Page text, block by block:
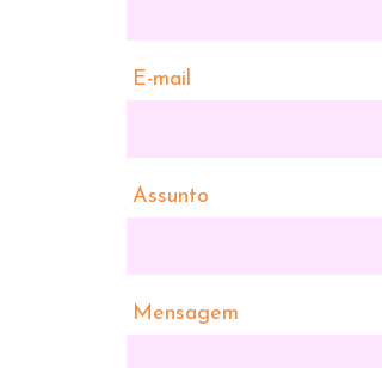
E-mail
Assunto
Mensagem